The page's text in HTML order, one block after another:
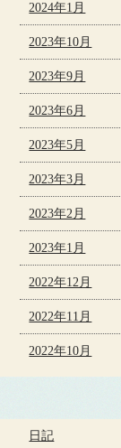
2024年1月
2023年10月
2023年9月
2023年6月
2023年5月
2023年3月
2023年2月
2023年1月
2022年12月
2022年11月
2022年10月
日記